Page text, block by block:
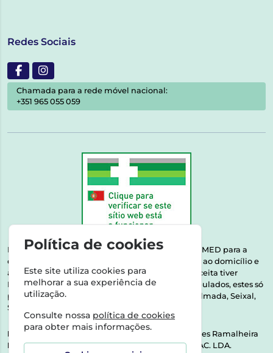
Redes Sociais
Chamada para a rede móvel nacional:
+351 965 055 059
Esta farmácia encontra-se autorizada pelo INFARMED para a
dispensa de medicamentos e produtos de saúde ao domicílio e
através da internet. Medicamentos | Se na sua receita tiver
MSRM, MNSRM, MSRMV ou Medicamentos Manipulados, estes só
podem ser entregues nos seguintes concelhos: Almada, Seixal,
Sesimbra, Oeiras e Lisboa.
Direção Técnica:
Dra. Raquel Alexandra Fernandes Ramalheira
NIPC:513064133 | ASPAS E NÚMEROS SOC. FARMAC. LDA.
Política de cookies
Este site utiliza cookies para
melhorar a sua experiência de
utilização.
Consulte nossa política de cookies
para obter mais informações.